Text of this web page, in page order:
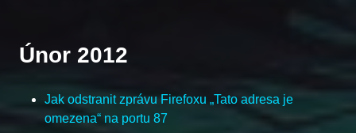
Únor 2012
Jak odstranit zprávu Firefoxu „Tato adresa je
omezena“ na portu 87